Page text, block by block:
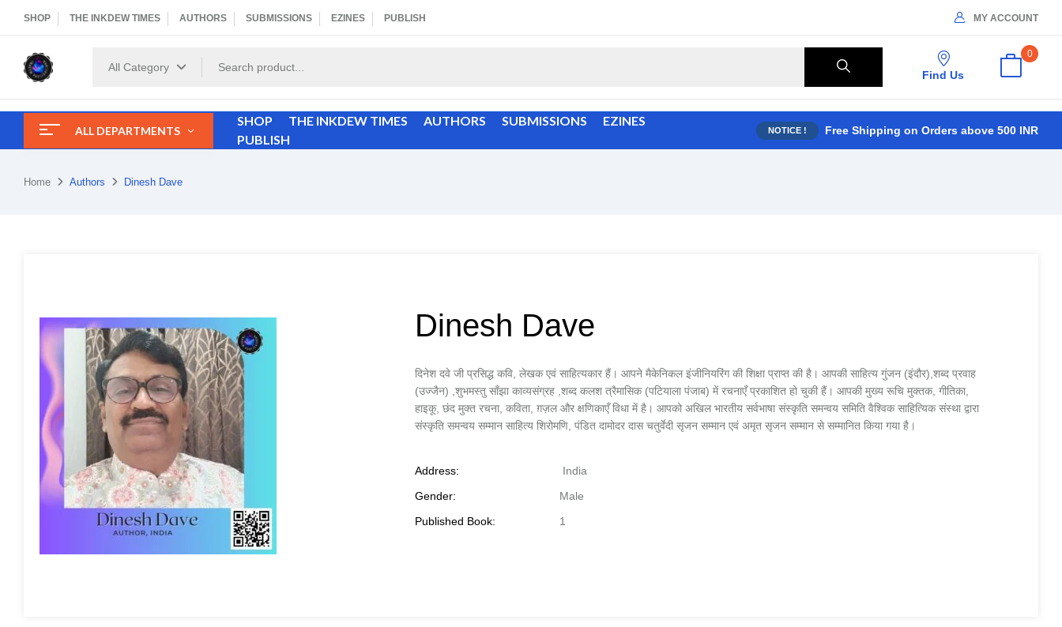
SHOP THE INKDEW TIMES AUTHORS SUBMISSIONS EZINES PUBLISH MY ACCOUNT
All Category
Find Us
0
ALL DEPARTMENTS
SHOP THE INKDEW TIMES AUTHORS SUBMISSIONS
EZINES
PUBLISH
NOTICE ! Free Shipping on Orders above 500 INR
Home Authors Dinesh Dave
Dinesh Dave
दिनेश दवे जी प्रसिद्ध कवि, लेखक एवं साहित्यकार हैं। आपने मैकेनिकल इंजीनियरिंग की शिक्षा प्राप्त की है। आपकी साहित्य गुंजन (इंदौर),शब्द प्रवाह
(उज्जैन) ,शुभमस्तु साँझा काव्यसंग्रह ,शब्द कलश त्रैमासिक (पटियाला पंजाब) में रचनाएँ प्रकाशित हो चुकी हैं। आपकी मुख्य रूचि मुक्तक, गीतिका,
हाइकू, छंद मुक्त रचना, कविता, ग़ज़ल और क्षणिकाएँ विधा में है। आपको अखिल भारतीय सर्वभाषा संस्कृति समन्वय समिति वैश्विक साहित्यिक संस्था द्वारा
संस्कृति समन्वय सम्मान साहित्य शिरोमणि, पंडित दामोदर दास चतुर्वेदी सृजन सम्मान एवं अमृत सृजन सम्मान से सम्मानित किया गया है।
Address:
India
Gender:
Male
Published Book:
1